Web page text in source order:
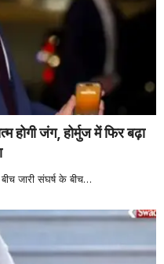
जंग, होर्मुज में फिर बढ़ा
जारी संघर्ष के बीच…